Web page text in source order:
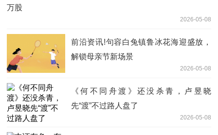
万股
2026-05-08
前沿资讯!句容白兔镇鲁冰花海迎盛放，
解锁母亲节新场景
2026-05-08
《何不同舟渡》还没杀青，卢昱晓
先“渡”不过路人盘了
2026-05-08